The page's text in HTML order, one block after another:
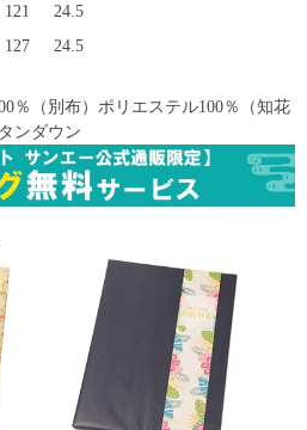
121
24.5
127 24.5
％（別布）ポリエステル100％（知花
ンダウン